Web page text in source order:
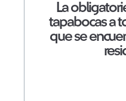
La
tapabocas a
que se